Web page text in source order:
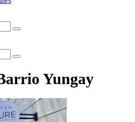
Yungay